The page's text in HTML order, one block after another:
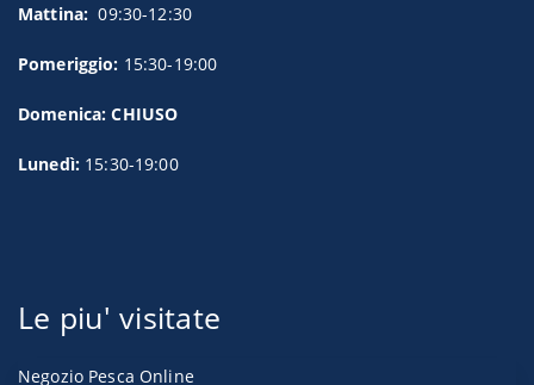
Mattina: 09:30-12:30
Pomeriggio: 15:30-19:00
Domenica: CHIUSO
Lunedì: 15:30-19:00
Le piu' visitate
Negozio Pesca Online